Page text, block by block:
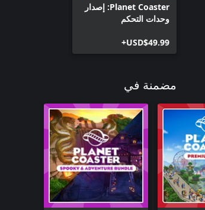
Planet Coaster: إصدار
وحدات التحكم
USD$49.99+
مضمنة في